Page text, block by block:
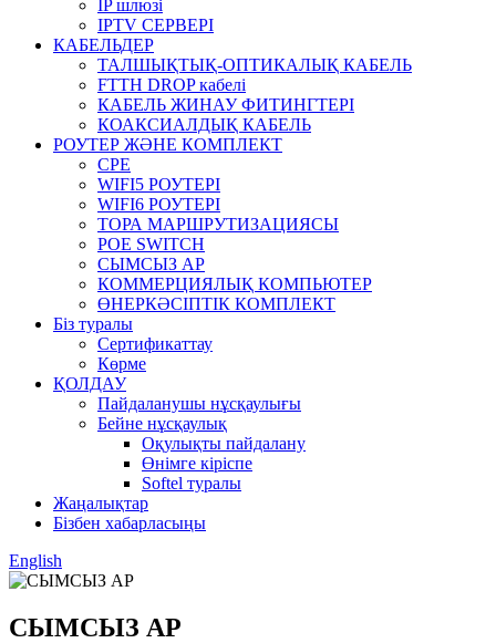
IP шлюзі
IPTV СЕРВЕРІ
КАБЕЛЬДЕР
ТАЛШЫҚТЫҚ-ОПТИКАЛЫҚ КАБЕЛЬ
FTTH DROP кабелі
КАБЕЛЬ ЖИНАУ ФИТИНГТЕРІ
КОАКСИАЛДЫҚ КАБЕЛЬ
РОУТЕР ЖӘНЕ КОМПЛЕКТ
CPE
WIFI5 РОУТЕРІ
WIFI6 РОУТЕРІ
ТОРА МАРШРУТИЗАЦИЯСЫ
POE SWITCH
СЫМСЫЗ AP
КОММЕРЦИЯЛЫҚ КОМПЬЮТЕР
ӨНЕРКӘСІПТІК КОМПЛЕКТ
Біз туралы
Сертификаттау
Көрме
ҚОЛДАУ
Пайдаланушы нұсқаулығы
Бейне нұсқаулық
Оқулықты пайдалану
Өнімге кіріспе
Softel туралы
Жаңалықтар
Бізбен хабарласыңы
English
СЫМСЫЗ AP